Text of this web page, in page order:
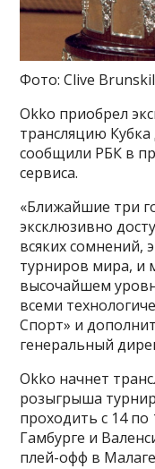
Фото: Clive
Okko приобрел
трансляцию Кубка
сообщили РБК в
сервиса.
«Ближайшие три
эксклюзивно
всяких сомнений,
турниров мира, и
высочайшем
всеми
Спорт» и
генеральный
Okko начнет
розыгрыша
проходить с 14 по
Гамбурге и
плей-офф в